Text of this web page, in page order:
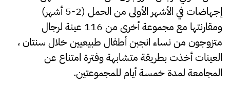
إجهاضات في الأشهر الأولى من الحمل (2-5 أشهر)
ومقارنتها مع مجموعة أخرى من 116 عينة لرجال
متزوجون من نساء انجبن أطفال طبيعيين خلال سنتان ،
العينات أخذت بطريقة متشابهة وفترة امتناع عن
المجامعة لمدة خمسة أيام للمجموعتين.